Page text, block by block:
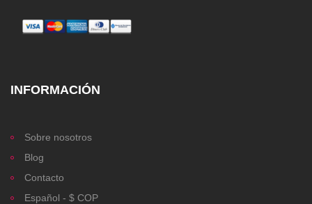
INFORMACIÓN
Sobre nosotros
Blog
Contacto
Español - $ COP